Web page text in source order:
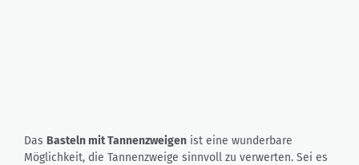
Das Basteln mit Tannenzweigen ist eine wunderbare
Möglichkeit, die Tannenzweige sinnvoll zu verwerten. Sei es